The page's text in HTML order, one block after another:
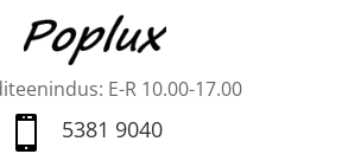
E-R 10.00-17.00
 5381 9040